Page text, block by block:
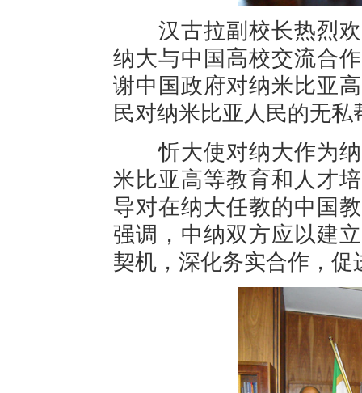
汉古拉副校长热烈欢
纳大与中国高校交流合
谢中国政府对纳米比亚
民对纳米比亚人民的无
忻大使对纳大作为纳
米比亚高等教育和人才
导对在纳大任教的中国
强调，中纳双方应以建
契机，深化务实合作，